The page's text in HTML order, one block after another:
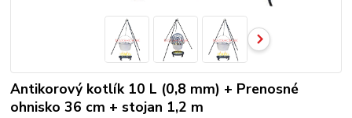
Antikorový kotlík 10 L (0,8 mm) + Prenosné
ohnisko 36 cm + stojan 1,2 m